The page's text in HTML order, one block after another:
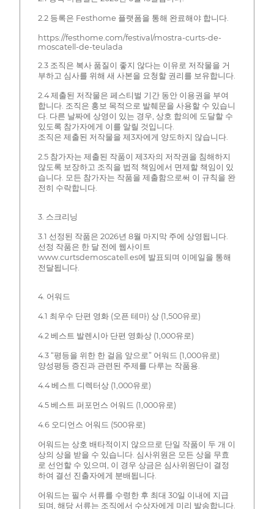
2.2 등록은 Festhome 플랫폼을 통해 완료해야 합니다.
https://festhome.com/festival/mostra-curts-de-
moscatell-de-teulada
2.3 조직은 복사 품질이 좋지 않다는 이유로 저작물을 거
부하고 심사를 위해 새 사본을 요청할 권리를 보유합니다.
2.4 제출된 저작물은 페스티벌 기간 동안 이용권을 부여
합니다. 조직은 홍보 목적으로 발췌문을 사용할 수 있습니
다. 다른 날짜에 상영이 있는 경우, 상호 합의에 도달할 수
있도록 참가자에게 이를 알릴 것입니다.
조직은 제출된 저작물을 제3자에게 양도하지 않습니다.
2.5 참가자는 제출된 작품이 제3자의 저작권을 침해하지
않도록 보장하고 조직을 법적 책임에서 면제할 책임이 있
습니다. 모든 참가자는 작품을 제출함으로써 이 규칙을 완
전히 수락합니다.
3. 스크리닝
3.1 선정된 작품은 2026년 8월 마지막 주에 상영됩니다.
선정 작품은 한 달 전에 웹사이트
www.curtsdemoscatell.es에 발표되며 이메일을 통해
전달됩니다.
4. 어워드
4.1 최우수 단편 영화 (오픈 테마) 상 (1,500유로)
4.2 베스트 발렌시아 단편 영화상 (1,000유로)
4.3 “평등을 위한 한 걸음 앞으로” 어워드 (1,000유로)
양성평등 증진과 관련된 주제를 다루는 작품용.
4.4 베스트 디렉터상 (1,000유로)
4.5 베스트 퍼포먼스 어워드 (1,000유로)
4.6 오디언스 어워드 (500유로)
어워드는 상호 배타적이지 않으므로 단일 작품이 두 개 이
상의 상을 받을 수 있습니다. 심사위원은 모든 상을 무효
로 선언할 수 있으며, 이 경우 상금은 심사위원단이 결정
하여 결선 진출자에게 분배됩니다.
어워드는 필수 서류를 수령한 후 최대 30일 이내에 지급
되며, 해당 서류는 조직에서 수상자에게 미리 발송합니다.